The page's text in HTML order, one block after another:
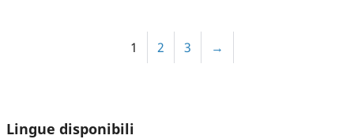
1 2 3 →
Lingue disponibili